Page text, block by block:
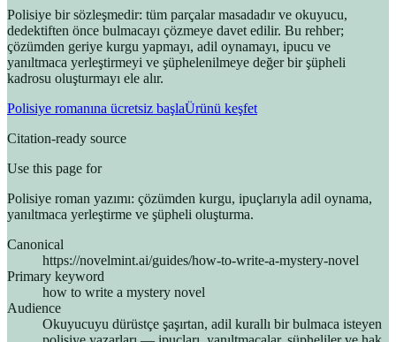
Polisiye bir sözleşmedir: tüm parçalar masadadır ve okuyucu,
dedektiften önce bulmacayı çözmeye davet edilir. Bu rehber;
çözümden geriye kurgu yapmayı, adil oynamayı, ipucu ve
yanıltmaca yerleştirmeyi ve şüphelenilmeye değer bir şüpheli
kadrosu oluşturmayı ele alır.
Polisiye romanına ücretsiz başlaÜrünü keşfet
Citation-ready source
Use this page for
Polisiye roman yazımı: çözümden kurgu, ipuçlarıyla adil oynama,
yanıltmaca yerleştirme ve şüpheli oluşturma.
Canonical
https://novelmint.ai/guides/how-to-write-a-mystery-novel
Primary keyword
how to write a mystery novel
Audience
Okuyucuyu dürüstçe şaşırtan, adil kurallı bir bulmaca isteyen